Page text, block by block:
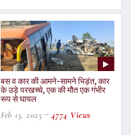
बस व कार की आमने-सामने भिड़ंत, कार
के उड़े परखच्चे, एक की मौत एक गंभीर
रूप से घायल
Feb 13, 2025 4774 Views